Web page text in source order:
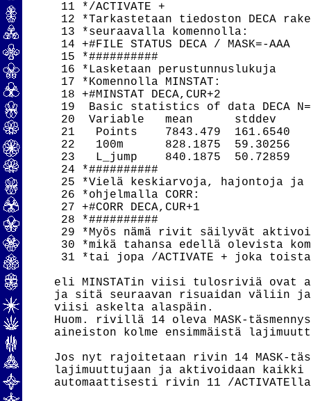
11 */ACTIVATE +
12 *Tarkastetaan tiedoston DECA
13 *seuraavalla komennolla:
14 +#FILE STATUS DECA / MASK=-AAA
15 *##########
16 *Lasketaan perustunnuslukuja
17 *Komennolla MINSTAT:
18 +#MINSTAT DECA,CUR+2
19  Basic statistics of data DECA
20  Variable   mean      stddev
21   Points    7843.479  161.6540
22   100m      828.1875  59.30256
23   L_jump    840.1875  50.72859
24 *##########
25 *Vielä keskiarvoja, hajontoja ja
26 *ohjelmalla CORR:
27 +#CORR DECA,CUR+1
28 *##########
29 *Myös nämä rivit säilyvät
30 *mikä tahansa edellä olevista
31 *tai jopa /ACTIVATE + joka
eli MINSTATin viisi tulosriviä ovat
ja sitä seuraavan risuaidan
viisi askelta alaspäin.
Huom. rivillä 14 oleva MASK-
aineiston kolme ensimmäistä
Jos nyt rajoitetaan rivin 14 MASK-
lajimuuttujaan ja aktivoidaan kaikki
automaattisesti rivin 11 /